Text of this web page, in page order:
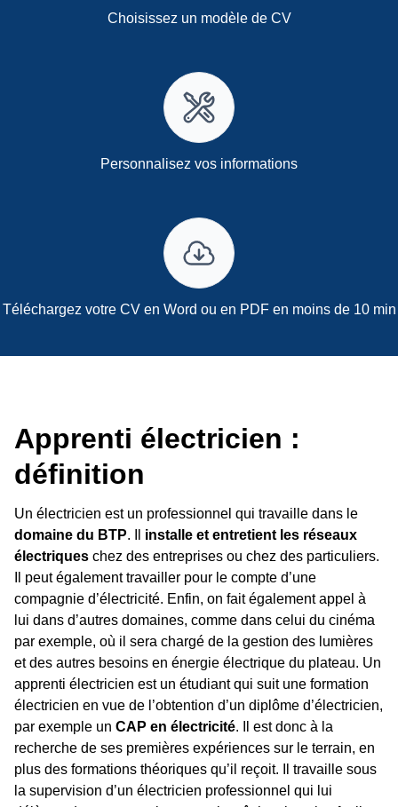
Choisissez un modèle de CV
Personnalisez vos informations
Téléchargez votre CV en Word ou en PDF en moins de 10 min
Apprenti électricien :
définition
Un électricien est un professionnel qui travaille dans le
domaine du BTP. Il installe et entretient les réseaux
électriques chez des entreprises ou chez des particuliers.
Il peut également travailler pour le compte d’une
compagnie d’électricité. Enfin, on fait également appel à
lui dans d’autres domaines, comme dans celui du cinéma
par exemple, où il sera chargé de la gestion des lumières
et des autres besoins en énergie électrique du plateau. Un
apprenti électricien est un étudiant qui suit une formation
électricien en vue de l’obtention d’un diplôme d’électricien,
par exemple un CAP en électricité. Il est donc à la
recherche de ses premières expériences sur le terrain, en
plus des formations théoriques qu’il reçoit. Il travaille sous
la supervision d’un électricien professionnel qui lui